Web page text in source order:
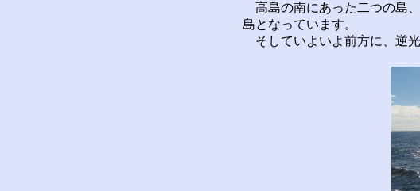
高島の南にあった二つの島
島となっています。
そしていよいよ前方に、逆